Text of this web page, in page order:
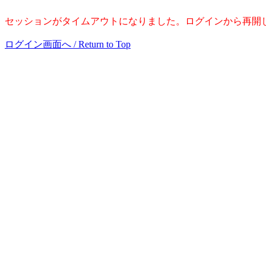
セッションがタイムアウトになりました。ログインから再開し
ログイン画面へ / Return to Top